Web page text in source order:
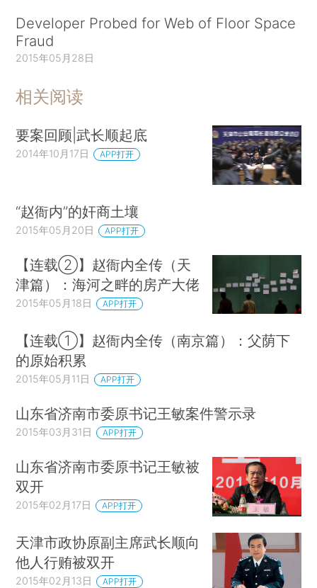
Developer Probed for Web of Floor Space
Fraud
2015年05月28日
相关阅读
要案回顾|武长顺起底
2014年10月17日 APP打开
“赵衙内”的奸商土壤
2015年05月20日 APP打开
【连载②】赵衙内全传（天
津篇）：海河之畔的房产大佬
2015年05月18日 APP打开
【连载①】赵衙内全传（南京篇）：父荫下
的原始积累
2015年05月11日 APP打开
山东省济南市委原书记王敏案件警示录
2015年03月31日 APP打开
山东省济南市委原书记王敏被
双开
2015年02月17日 APP打开
天津市政协原副主席武长顺向
他人行贿被双开
2015年02月13日 APP打开